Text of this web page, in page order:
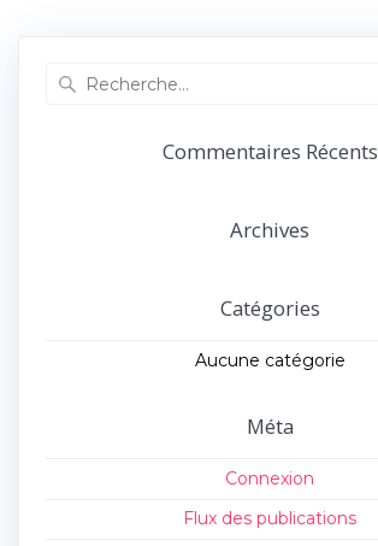
Commentaires Récents
Archives
Catégories
Aucune catégorie
Méta
Connexion
Flux des publications